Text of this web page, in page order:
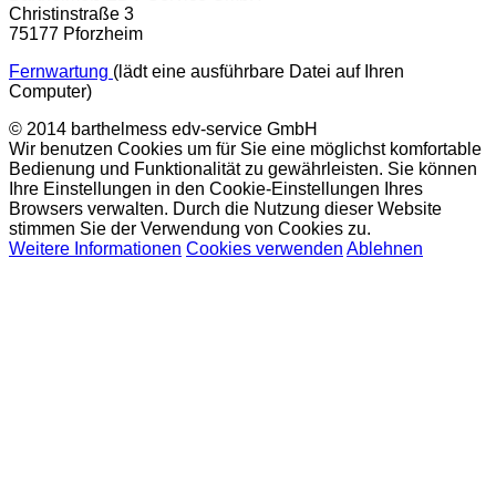
Christinstraße 3
75177 Pforzheim
Fernwartung (lädt eine ausführbare Datei auf Ihren
Computer)
© 2014 barthelmess edv-service GmbH
Wir benutzen Cookies um für Sie eine möglichst komfortable
Bedienung und Funktionalität zu gewährleisten. Sie können
Ihre Einstellungen in den Cookie-Einstellungen Ihres
Browsers verwalten. Durch die Nutzung dieser Website
stimmen Sie der Verwendung von Cookies zu.
Weitere Informationen Cookies verwenden Ablehnen